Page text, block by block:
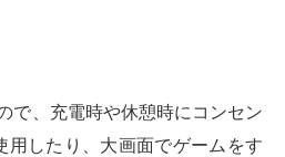
で、充電時や休憩時にコンセン
用したり、大画面でゲームをす